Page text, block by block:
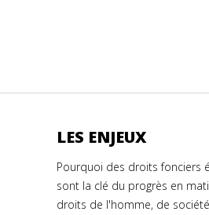
LES ENJEUX
Pourquoi des droits fonciers
sont la clé du progrès en
droits de l'homme, de